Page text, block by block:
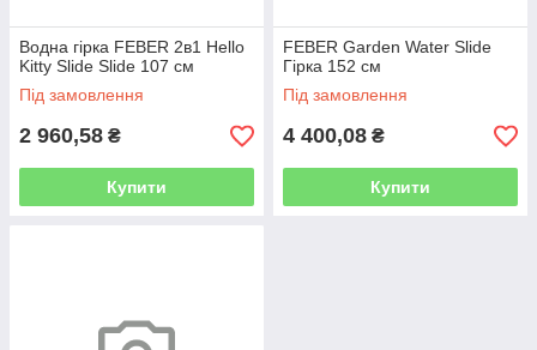
Водна гірка FEBER 2в1 Hello
Kitty Slide Slide 107 см
Під замовлення
2 960,58 ₴
Купити
FEBER Garden Water Slide
Гірка 152 см
Під замовлення
4 400,08 ₴
Купити